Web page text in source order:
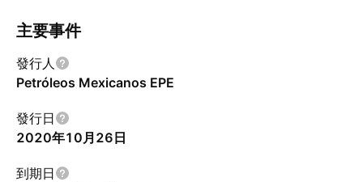
主要事件
發行人
Petróleos Mexicanos EPE
發行日
2020年10月26日
到期日